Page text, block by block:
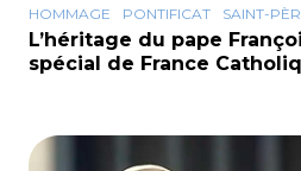
HOMMAGE
PONTIFICAT SAINT-
L’héritage du pape
spécial de France